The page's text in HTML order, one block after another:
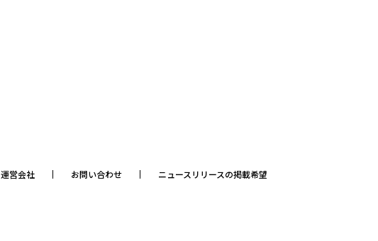
運営会社 お問い合わせ ニュースリリースの掲載希望